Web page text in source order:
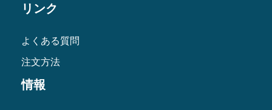
リンク
よくある質問
注文方法
情報